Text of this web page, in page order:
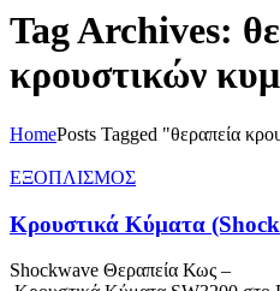
Tag Archives:
κρουστικών
HomePosts Tagged "θεραπεία
ΕΞΟΠΛΙΣΜΟΣ
Κρουστικά Κύματα
Shockwave Θεραπεία Κως –